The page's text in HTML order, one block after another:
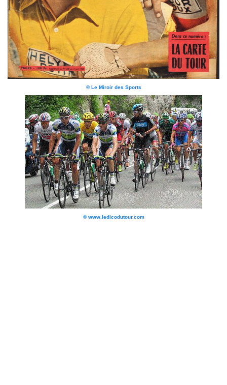
© Le Miroir des Sports
© www.ledicodutour.com